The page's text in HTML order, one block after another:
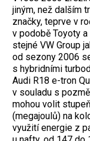
jiným, než dalším
značky, teprve v
v podobě Toyoty
stejné VW Group
od sezony 2006
s hybridními
Audi R18 e-tron
v souladu s
mohou volit
(megajoulů) na
využití energie z